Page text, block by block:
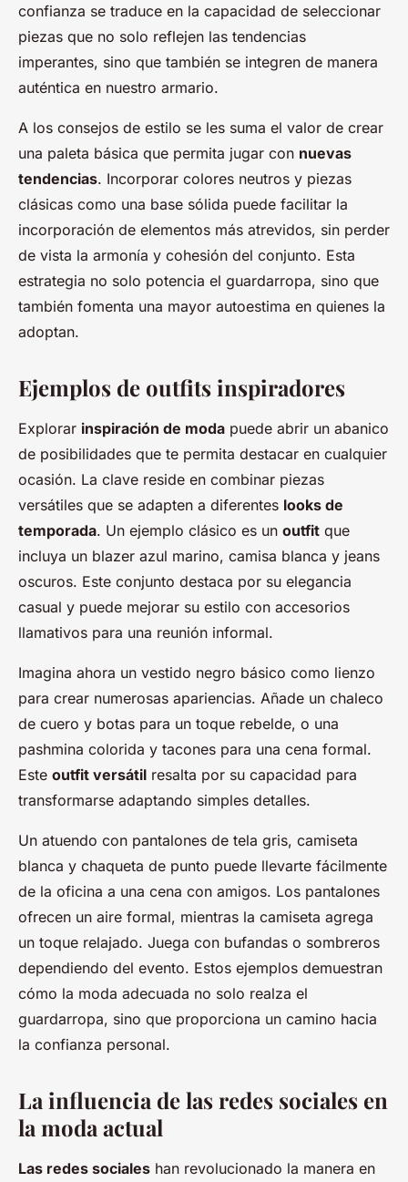
confianza se traduce en la capacidad de seleccionar
piezas que no solo reflejen las tendencias
imperantes, sino que también se integren de manera
auténtica en nuestro armario.
A los consejos de estilo se les suma el valor de crear
una paleta básica que permita jugar con nuevas
tendencias. Incorporar colores neutros y piezas
clásicas como una base sólida puede facilitar la
incorporación de elementos más atrevidos, sin perder
de vista la armonía y cohesión del conjunto. Esta
estrategia no solo potencia el guardarropa, sino que
también fomenta una mayor autoestima en quienes la
adoptan.
Ejemplos de outfits inspiradores
Explorar inspiración de moda puede abrir un abanico
de posibilidades que te permita destacar en cualquier
ocasión. La clave reside en combinar piezas
versátiles que se adapten a diferentes looks de
temporada. Un ejemplo clásico es un outfit que
incluya un blazer azul marino, camisa blanca y jeans
oscuros. Este conjunto destaca por su elegancia
casual y puede mejorar su estilo con accesorios
llamativos para una reunión informal.
Imagina ahora un vestido negro básico como lienzo
para crear numerosas apariencias. Añade un chaleco
de cuero y botas para un toque rebelde, o una
pashmina colorida y tacones para una cena formal.
Este outfit versátil resalta por su capacidad para
transformarse adaptando simples detalles.
Un atuendo con pantalones de tela gris, camiseta
blanca y chaqueta de punto puede llevarte fácilmente
de la oficina a una cena con amigos. Los pantalones
ofrecen un aire formal, mientras la camiseta agrega
un toque relajado. Juega con bufandas o sombreros
dependiendo del evento. Estos ejemplos demuestran
cómo la moda adecuada no solo realza el
guardarropa, sino que proporciona un camino hacia
la confianza personal.
La influencia de las redes sociales en
la moda actual
Las redes sociales han revolucionado la manera en